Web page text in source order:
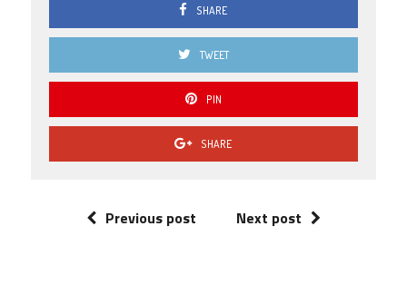
SHARE
TWEET
PIN
SHARE
Previous post Next post